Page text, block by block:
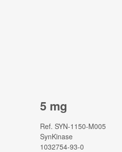
5 mg
Ref. SYN-1150-M005
SynKinase
1032754-93-0